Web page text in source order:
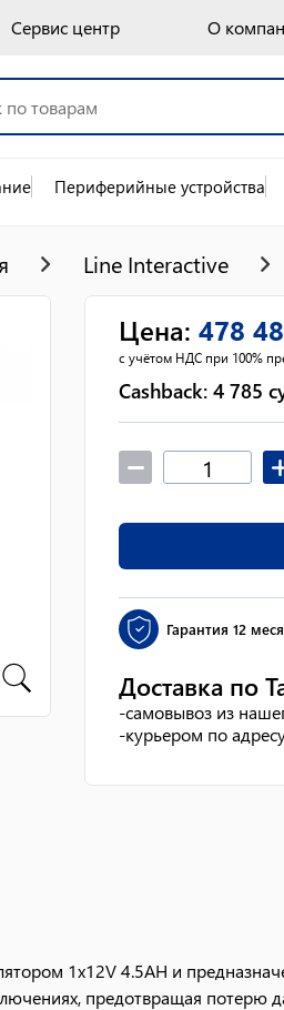
Сервис центр О
Периферийные устройства
Line Interactive
1x12V 4.5AH и
предотвращая потерю
Цена: 478
с учётом НДС при 100%
Cashback: 4 785
Гарантия 12
Доставка по
-самовывоз из
-курьером по